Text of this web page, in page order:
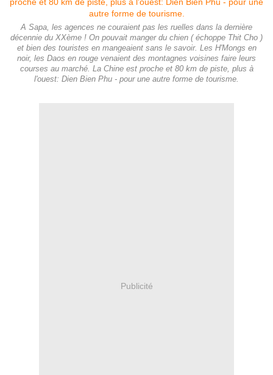
A Sapa, les agences ne couraient pas les ruelles dans la dernière
décennie du XXème ! On pouvait manger du chien ( échoppe Thit Cho )
et bien des touristes en mangeaient sans le savoir. Les H'Mongs en
noir, les Daos en rouge venaient des montagnes voisines faire leurs
courses au marché. La Chine est proche et 80 km de piste, plus à
l'ouest: Dien Bien Phu - pour une autre forme de tourisme.
Publicité